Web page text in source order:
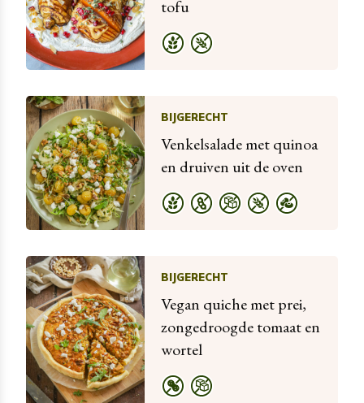
tofu
BIJGERECHT
Venkelsalade met quinoa
en druiven uit de oven
BIJGERECHT
Vegan quiche met prei,
zongedroogde tomaat en
wortel